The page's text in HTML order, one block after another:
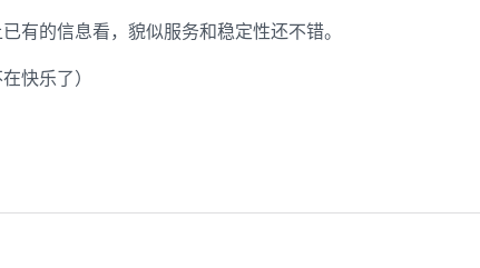
有的信息看，貌似服务和稳定性还不错。
快乐了）